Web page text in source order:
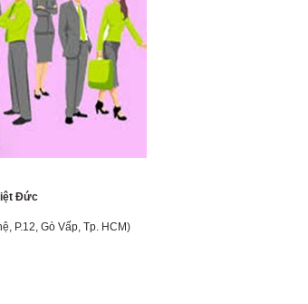
Đức
P.12, Gò Vấp, Tp. HCM)